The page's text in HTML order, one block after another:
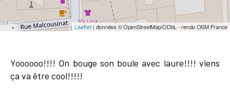
Leaflet| données © OpenStreetMap/ODbL - rendu OSM France
Yoooooo!!!! On bouge son boule avec laure!!!! viens
ça va être cool!!!!!